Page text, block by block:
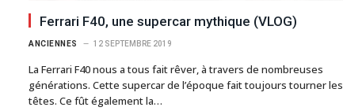
Ferrari F40, une supercar mythique (VLOG)
ANCIENNES 12 SEPTEMBRE 2019
La Ferrari F40 nous a tous fait rêver, à travers de nombreuses
générations. Cette supercar de l’époque fait toujours tourner les
têtes. Ce fût également la…